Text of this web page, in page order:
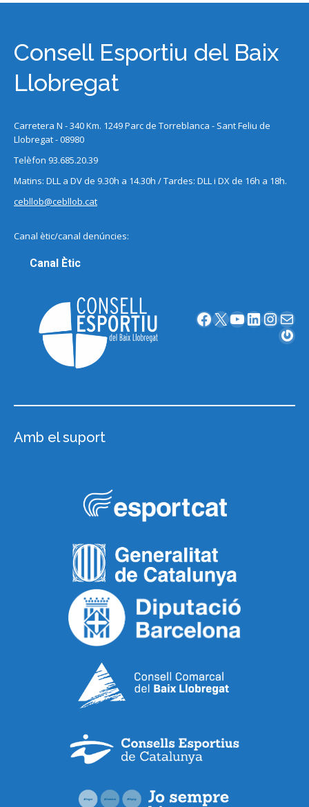
Consell Esportiu del Baix
Llobregat
Carretera N - 340 Km. 1249 Parc de Torreblanca - Sant Feliu de
Llobregat - 08980
Telèfon 93.685.20.39
Matins: DLL a DV de 9.30h a 14.30h / Tardes: DLL i DX de 16h a 18h.
cebllob@cebllob.cat
Canal ètic/canal denúncies:
Canal Ètic
Facebook X YouTube LinkedIn InstagramCorreu electrònic
Gravatar
Amb el suport